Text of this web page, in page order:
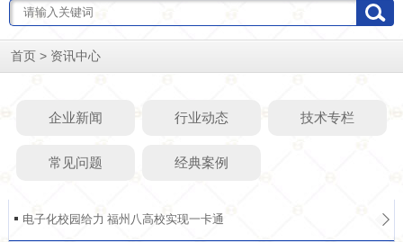
首页 > 资讯中心
企业新闻 行业动态 技术专栏
常见问题 经典案例
电子化校园给力 福州八高校实现一卡通